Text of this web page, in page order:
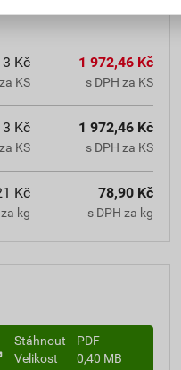
Kč
KS
1 972,46 Kč
s DPH za KS
Kč
KS
1 972,46 Kč
s DPH za KS
Kč
kg
78,90 Kč
s DPH za kg
Stáhnout
PDF
Velikost
0,40 MB